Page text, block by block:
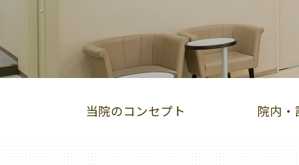
当院のコンセプト 院内・